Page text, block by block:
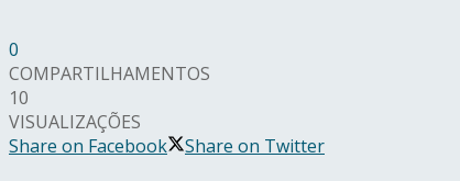
0
COMPARTILHAMENTOS
10
VISUALIZAÇÕES
Share on Facebook
Share on Twitter